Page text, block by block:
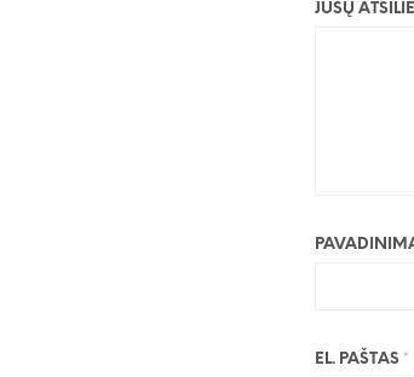
JŪSŲ
EL. PAŠTAS *